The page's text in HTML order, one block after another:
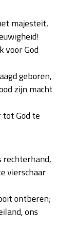
majesteit,
voor God
geboren,
zijn macht
tot God te
rechterhand,
vierschaar
ontberen;
ons